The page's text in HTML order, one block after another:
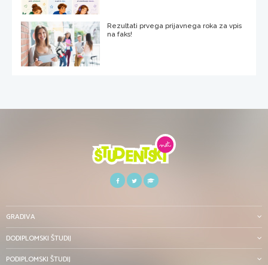
Rezultati prvega prijavnega roka za vpis
na faks!
GRADIVA
DODIPLOMSKI ŠTUDIJ
PODIPLOMSKI ŠTUDIJ